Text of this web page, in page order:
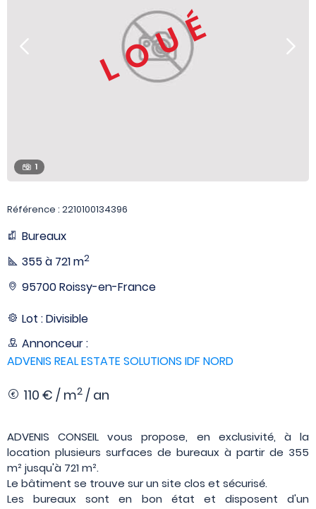
LOUÉ
1
Référence : 2210100134396
Bureaux
355 à 721 m2
95700 Roissy-en-France
Lot : Divisible
Annonceur :
ADVENIS REAL ESTATE SOLUTIONS IDF NORD
110 € / m2 / an
ADVENIS CONSEIL vous propose, en exclusivité, à la
location plusieurs surfaces de bureaux à partir de 355
m² jusqu'à 721 m².
Le bâtiment se trouve sur un site clos et sécurisé.
Les bureaux sont en bon état et disposent d'un